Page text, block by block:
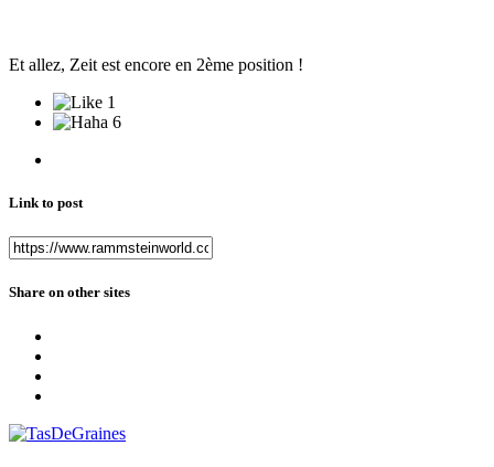
Et allez, Zeit est encore en 2ème position !
1
6
Link to post
Share on other sites